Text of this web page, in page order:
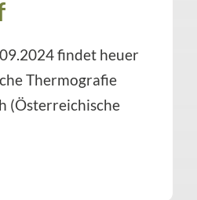
findet heuer
Thermografie
(Österreichische